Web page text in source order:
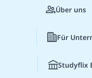
Über uns
Für
Studyflix